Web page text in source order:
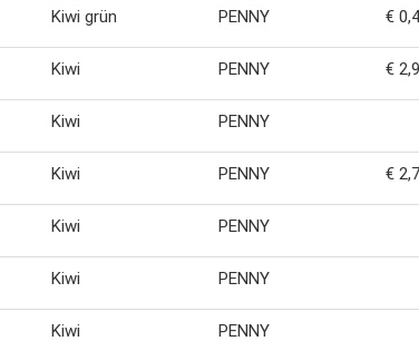
Kiwi grün PENNY €
Kiwi PENNY €
Kiwi PENNY
Kiwi PENNY €
Kiwi PENNY
Kiwi PENNY
Kiwi PENNY